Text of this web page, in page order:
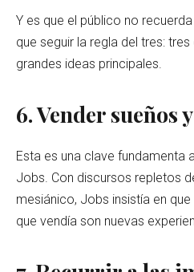
Y es que el público no
que seguir la regla del tres:
grandes ideas principales.
6. Vender sueños
Esta es una clave fundamenta
Jobs. Con discursos repletos
mesiánico, Jobs insistía en
que vendía son nuevas